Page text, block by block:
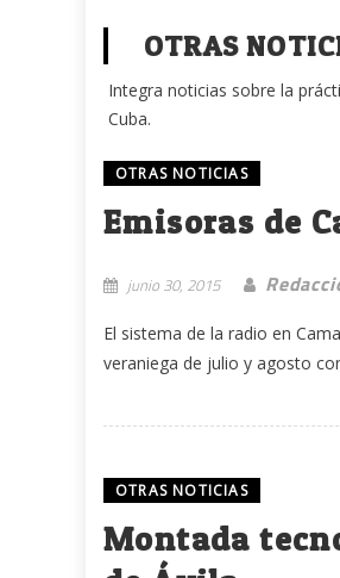
OTRAS
Integra noticias sobre la
Cuba.
OTRAS NOTICIAS
Emisoras de
junio 30, 2015
El sistema de la radio en
veraniega de julio y agosto
OTRAS NOTICIAS
Montada